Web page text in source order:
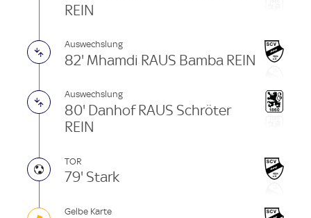
REIN
Auswechslung
82' Mhamdi RAUS Bamba REIN
Auswechslung
80' Danhof RAUS Schröter
REIN
TOR
79' Stark
Gelbe Karte